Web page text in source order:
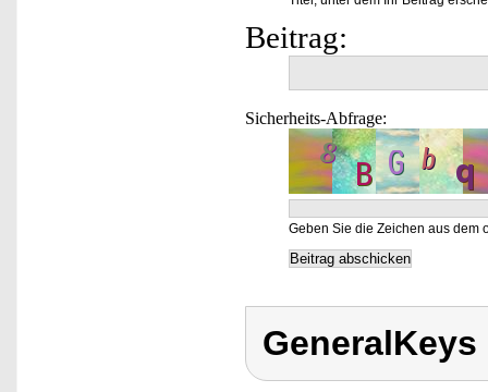
Beitrag:
Sicherheits-Abfrage:
Geben Sie die Zeichen aus dem
GeneralKeys